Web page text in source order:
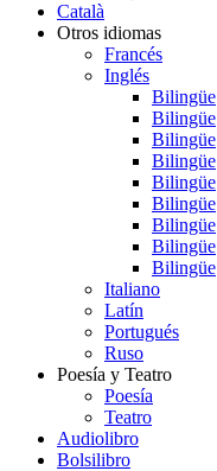
Català
Otros idiomas
Francés
Inglés
Bilingüe
Bilingüe
Bilingüe
Bilingüe
Bilingüe
Bilingüe
Bilingüe
Bilingüe
Bilingüe
Italiano
Latín
Portugués
Ruso
Poesía y Teatro
Poesía
Teatro
Audiolibro
Bolsilibro